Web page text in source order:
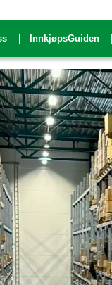
InnkjøpsGuiden